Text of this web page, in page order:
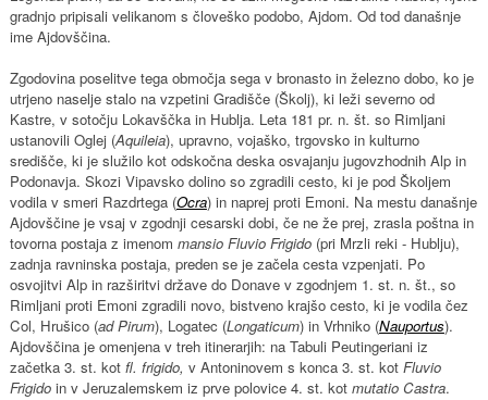
gradnjo pripisali velikanom s človeško podobo, Ajdom. Od tod današnje
ime Ajdovščina.
Zgodovina poselitve tega območja sega v bronasto in železno dobo, ko je
utrjeno naselje stalo na vzpetini Gradišče (Školj), ki leži severno od
Kastre, v sotočju Lokavščka in Hublja. Leta 181 pr. n. št. so Rimljani
ustanovili Oglej (Aquileia), upravno, vojaško, trgovsko in kulturno
središče, ki je služilo kot odskočna deska osvajanju jugovzhodnih Alp in
Podonavja. Skozi Vipavsko dolino so zgradili cesto, ki je pod Školjem
vodila v smeri Razdrtega (Ocra) in naprej proti Emoni. Na mestu današnje
Ajdovščine je vsaj v zgodnji cesarski dobi, če ne že prej, zrasla poštna in
tovorna postaja z imenom mansio Fluvio Frigido(pri Mrzli reki - Hublju),
zadnja ravninska postaja, preden se je začela cesta vzpenjati. Po
osvojitvi Alp in razširitvi države do Donave v zgodnjem 1. st. n. št., so
Rimljani proti Emoni zgradili novo, bistveno krajšo cesto, ki je vodila čez
Col, Hrušico (ad Pirum), Logatec (Longaticum) in Vrhniko (Nauportus).
Ajdovščina je omenjena v treh itinerarjih: na Tabuli Peutingeriani iz
začetka 3. st. kot fl. frigido, v Antoninovem s konca 3. st. kot Fluvio
Frigidoin v Jeruzalemskem iz prve polovice 4. st. kot mutatio Castra.